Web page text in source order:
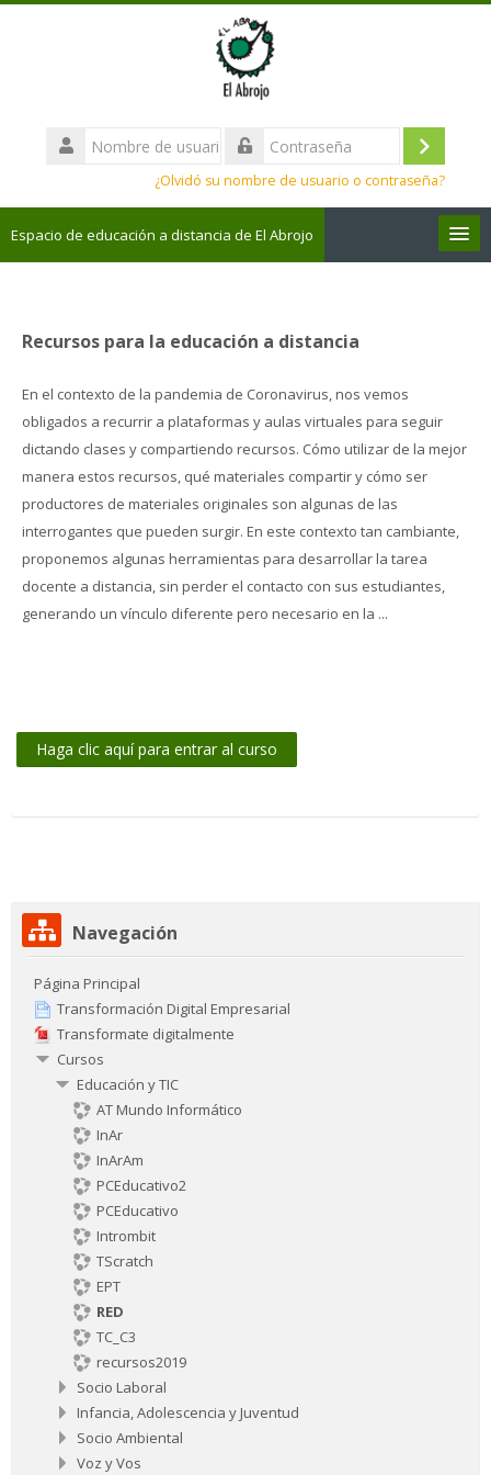
Nombre
de
Acceder
¿Olvidó su nombre de usuario o contraseña?
Espacio de educación a distancia de El Abrojo
Mis Cursos
Español - Internacional ‎(es)‎
Buscar
Recursos para la educación a distancia
En el contexto de la pandemia de Coronavirus, nos vemos
obligados a recurrir a plataformas y aulas virtuales para seguir
dictando clases y compartiendo recursos. Cómo utilizar de la mejor
manera estos recursos, qué materiales compartir y cómo ser
productores de materiales originales son algunas de las
interrogantes que pueden surgir. En este contexto tan cambiante,
proponemos algunas herramientas para desarrollar la tarea
docente a distancia, sin perder el contacto con sus estudiantes,
generando un vínculo diferente pero necesario en la ...
Haga clic aquí para entrar al curso
Salta
NavegaciónNavegación
Página Principal
Transformación Digital Empresarial
Transformate digitalmente
Cursos
Educación y TIC
AT Mundo Informático
InAr
InArAm
PCEducativo2
PCEducativo
Intrombit
TScratch
EPT
RED
TC_C3
recursos2019
Socio Laboral
Infancia, Adolescencia y Juventud
Socio Ambiental
Voz y Vos